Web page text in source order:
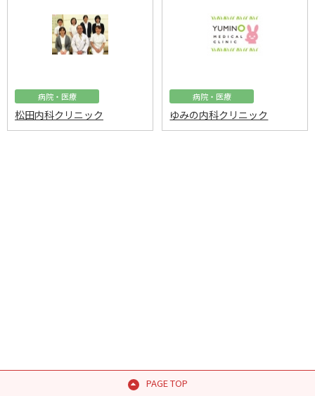
病院・医療
松田内科クリニック
病院・医療
ゆみの内科クリニック
PAGE TOP